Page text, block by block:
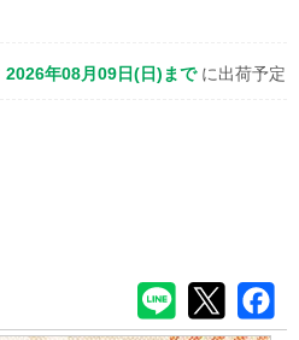
2026年08月09日(日)まで に出荷予定